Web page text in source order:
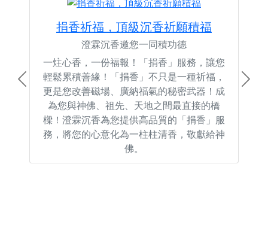
捐香祈福，頂級沉香祈願積福
澄霖沉香邀您一同積功德
一炷心香，一份福報！「捐香」服務，讓您
輕鬆累積善緣！「捐香」不只是一種祈福，
更是您改善磁場、廣納福氣的秘密武器！成
為您與神佛、祖先、天地之間最直接的橋
樑！澄霖沉香為您提供高品質的「捐香」服
務，將您的心意化為一柱柱清香，敬獻給神
佛。
Previous Next